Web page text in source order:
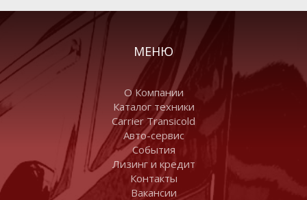
МЕНЮ
О Компании
Каталог техники
Carrier Transicold
Авто-сервис
События
Лизинг и кредит
Контакты
Вакансии